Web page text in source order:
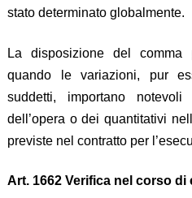
stato determinato globalmente.
La disposizione del
quando le variazioni, pur
suddetti, importano
dell’opera o dei quantitativi
previste nel contratto per
Art. 1662 Verifica nel corso di